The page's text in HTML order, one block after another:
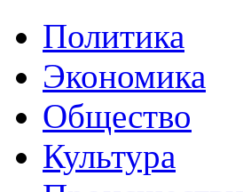
Политика
Экономика
Общество
Культура